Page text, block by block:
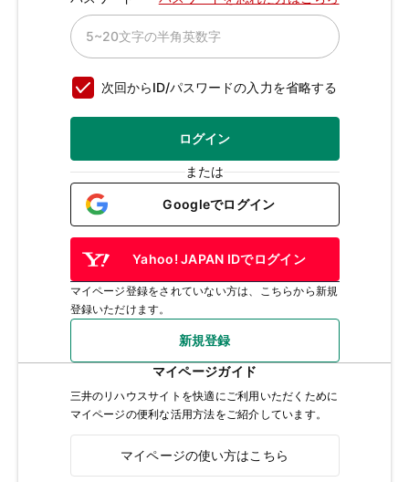
次回からID/パスワードの入力を省略する
ログイン
または
Googleでログイン
Yahoo! JAPAN IDでログイン
マイページ登録をされていない方は、こちらから新規
登録いただけます。
新規登録
マイページガイド
三井のリハウスサイトを快適にご利用いただくために
マイページの便利な活用方法をご紹介しています。
マイページの使い方はこちら